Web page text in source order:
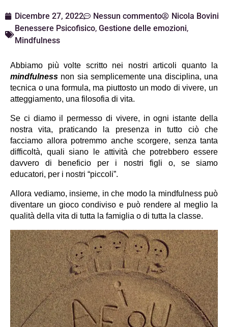
Dicembre 27, 2022 Nessun commento
Nicola Bovini
Benessere Psicofisico, Gestione delle emozioni,
Mindfulness
mindfulness non sia semplicemente una disciplina, una
tecnica o una formula, ma piuttosto un modo di vivere, un
atteggiamento, una filosofia di vita.
Se ci diamo il permesso di vivere, in ogni istante della
nostra vita, praticando la presenza in tutto ciò che
facciamo allora potremmo anche scorgere, senza tanta
difficoltà, quali siano le attività che potrebbero essere
davvero di beneficio per i nostri figli o, se siamo
educatori, per i nostri “piccoli”.
Allora vediamo, insieme, in che modo la mindfulness può
diventare un gioco condiviso e può rendere al meglio la
qualità della vita di tutta la famiglia o di tutta la classe.